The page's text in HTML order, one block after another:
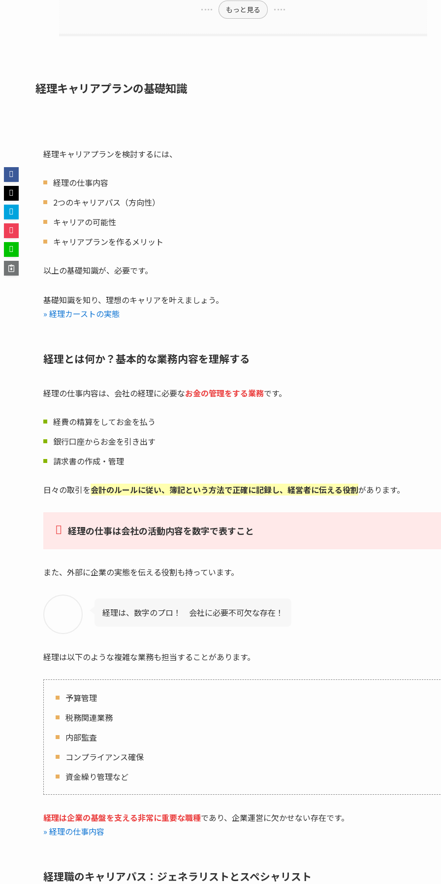
もっと見る
経理キャリアプランの基礎知識
経理キャリアプランを検討するには、
経理の仕事内容
2つのキャリアパス（方向性）
キャリアの可能性
キャリアプランを作るメリット
以上の基礎知識が、必要です。
基礎知識を知り、理想のキャリアを叶えましょう。
» 経理カーストの実態
経理とは何か？基本的な業務内容を理解する
経理の仕事内容は、会社の経理に必要なお金の管理をする業務です。
経費の精算をしてお金を払う
銀行口座からお金を引き出す
請求書の作成・管理
日々の取引を会計のルールに従い、簿記という方法で正確に記録し、経営者に伝える役割があります。
経理の仕事は会社の活動内容を数字で表すこと
また、外部に企業の実態を伝える役割も持っています。
経理は、数字のプロ！ 会社に必要不可欠な存在！
経理は以下のような複雑な業務も担当することがあります。
予算管理
税務関連業務
内部監査
コンプライアンス確保
資金繰り管理など
経理は企業の基盤を支える非常に重要な職種であり、企業運営に欠かせない存在です。
» 経理の仕事内容
経理職のキャリアパス：ジェネラリストとスペシャリスト